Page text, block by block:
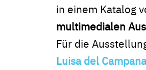
in einem Katalog
multimedialen
Für die
Luisa del Campana